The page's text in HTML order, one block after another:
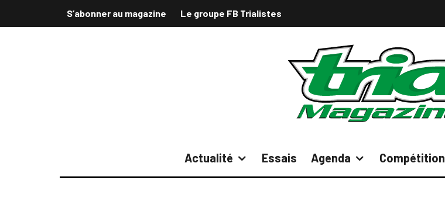
S’abonner au magazine Le groupe FB Trialistes
Actualité Essais Agenda Compétition